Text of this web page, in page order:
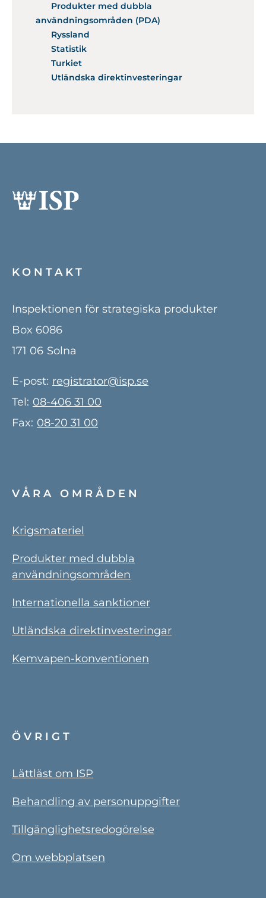
Produkter med dubbla
användningsområden (PDA)
Ryssland
Statistik
Turkiet
Utländska direktinvesteringar
KONTAKT
Inspektionen för strategiska produkter
Box 6086
171 06 Solna
E-post: registrator@isp.se
Tel: 08-406 31 00
Fax: 08-20 31 00
VÅRA OMRÅDEN
Krigsmateriel
Produkter med dubbla
användningsområden
Internationella sanktioner
Utländska direktinvesteringar
Kemvapen-konventionen
ÖVRIGT
Lättläst om ISP
Behandling av personuppgifter
Tillgänglighetsredogörelse
Om webbplatsen